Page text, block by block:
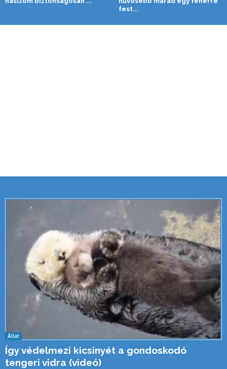
fest...
Állat
Így védelmezi kicsinyét a gondoskodó
tengeri vidra (videó)